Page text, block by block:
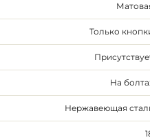
Только
На
Нержавеющая